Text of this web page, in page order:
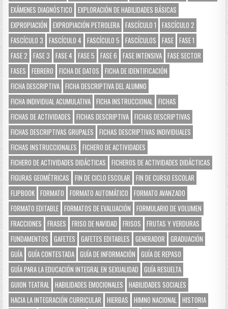
EXÁMENES DIAGNÓSTICO
EXPLORACIÓN DE HABILIDADES BÁSICAS
EXPROPIACIÓN
EXPROPIACIÓN PETROLERA FASCÍCULO 1
FASCÍCULO 2
FASCÍCULO 3
FASCÍCULO 4 FASCÍCULO 5 FASCÍCULOS FASE FASE 1
FASE 2
FASE 3 FASE 4 FASE 5 FASE 6 FASE INTENSIVA FASE SECTOR
FASES
FEBRERO FICHA DE DATOS
FICHA DE IDENTIFICACIÓN
FICHA DESCRIPTIVA FICHA DESCRIPTIVA DEL ALUMNO
FICHA INDIVIDUAL ACUMULATIVA FICHA INSTRUCCIONAL
FICHAS
FICHAS DE ACTIVIDADES
FICHAS DESCRIPTIVA FICHAS DESCRIPTIVAS
FICHAS DESCRIPTIVAS GRUPALES
FICHAS DESCRIPTIVAS INDIVIDUALES
FICHAS INSTRUCCIONALES
FICHERO DE ACTIVIDADES
FICHERO DE ACTIVIDADES DIDÁCTICAS
FICHEROS DE ACTIVIDADES DIDÁCTICAS
FIGURAS GEOMÉTRICAS
FIN DE CICLO ESCOLAR
FIN DE CURSO ESCOLAR
FLIPBOOK FORMATO FORMATO AUTOMÁTICO
FORMATO AVANZADO
FORMATO EDITABLE FORMATOS DE EVALUACIÓN
FORMULARIO DE VOLUMEN
FRACCIONES
FRASES FRISO DE NAVIDAD FRISOS
FRUTAS Y VERDURAS
FUNDAMENTOS
GAFETES GAFETES EDITABLES GENERADOR
GRADUACIÓN
GUÍA GUÍA CONTESTADA GUÍA DE INFORMACIÓN
GUÍA DE REPASO
GUÍA PARA LA EDUCACIÓN INTEGRAL EN SEXUALIDAD
GUÍA RESUELTA
GUION TEATRAL
HABILIDADES EMOCIONALES
HABILIDADES SOCIALES
HACIA LA INTEGRACIÓN CURRICULAR
HIERBAS HIMNO NACIONAL
HISTORIA